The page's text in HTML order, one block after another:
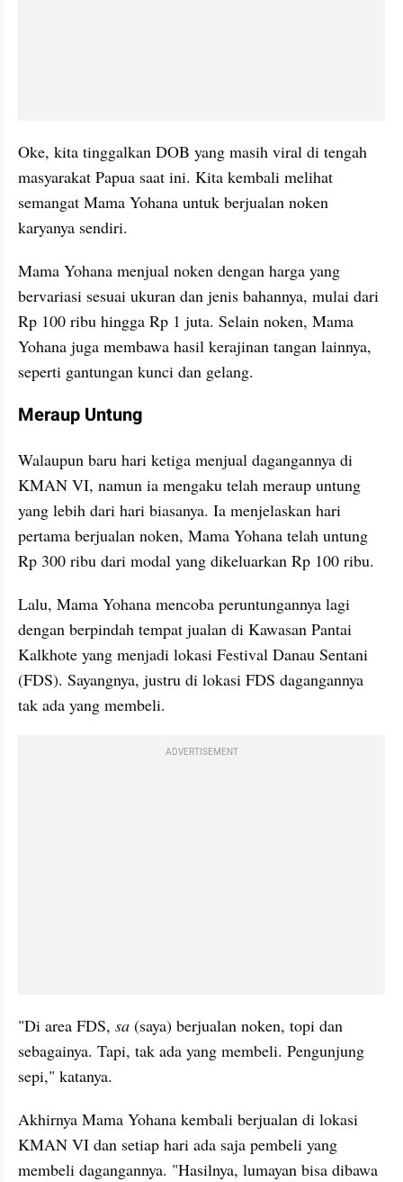
Oke, kita tinggalkan DOB yang masih viral di tengah
masyarakat Papua saat ini. Kita kembali melihat
semangat Mama Yohana untuk berjualan noken
karyanya sendiri.
Mama Yohana menjual noken dengan harga yang
bervariasi sesuai ukuran dan jenis bahannya, mulai dari
Rp 100 ribu hingga Rp 1 juta. Selain noken, Mama
Yohana juga membawa hasil kerajinan tangan lainnya,
seperti gantungan kunci dan gelang.
Meraup Untung
Walaupun baru hari ketiga menjual dagangannya di
KMAN VI, namun ia mengaku telah meraup untung
yang lebih dari hari biasanya. Ia menjelaskan hari
pertama berjualan noken, Mama Yohana telah untung
Rp 300 ribu dari modal yang dikeluarkan Rp 100 ribu.
Lalu, Mama Yohana mencoba peruntungannya lagi
dengan berpindah tempat jualan di Kawasan Pantai
Kalkhote yang menjadi lokasi Festival Danau Sentani
(FDS). Sayangnya, justru di lokasi FDS dagangannya
tak ada yang membeli.
ADVERTISEMENT
"Di area FDS, sa (saya) berjualan noken, topi dan
sebagainya. Tapi, tak ada yang membeli. Pengunjung
sepi," katanya.
Akhirnya Mama Yohana kembali berjualan di lokasi
KMAN VI dan setiap hari ada saja pembeli yang
membeli dagangannya. "Hasilnya, lumayan bisa dibawa